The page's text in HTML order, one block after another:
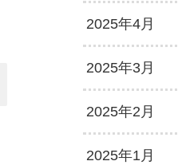
2025年4月
2025年3月
2025年2月
2025年1月